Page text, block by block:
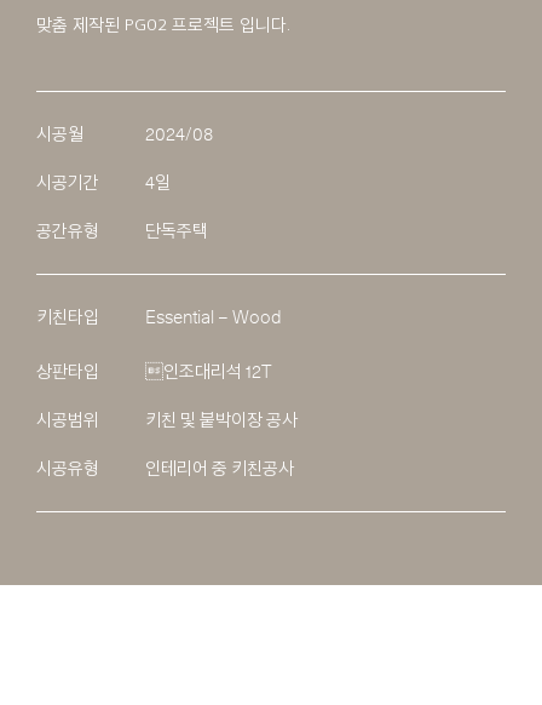
맞춤 제작된 PG02 프로젝트 입니다.
시공월 2024/08
시공기간 4일
공간유형 단독주택
키친타입 Essential – Wood
상판타입 인조대리석 12T
시공범위 키친 및 붙박이장 공사
시공유형 인테리어 중 키친공사